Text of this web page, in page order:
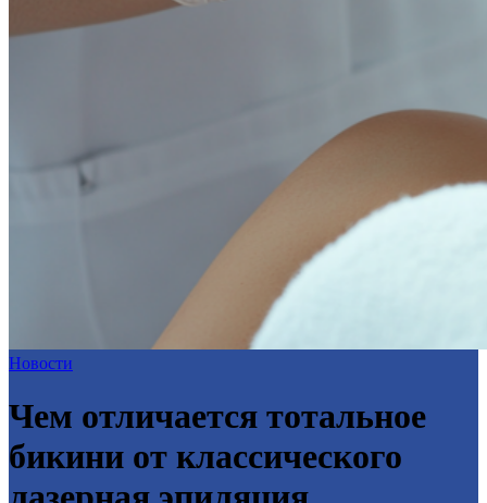
Новости
Чем отличается тотальное
бикини от классического